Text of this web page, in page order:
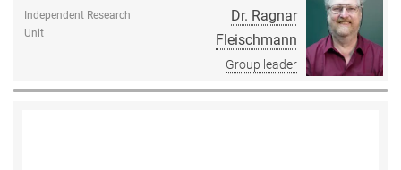
Independent Research
Unit
Dr. Ragnar
Fleischmann
Group leader